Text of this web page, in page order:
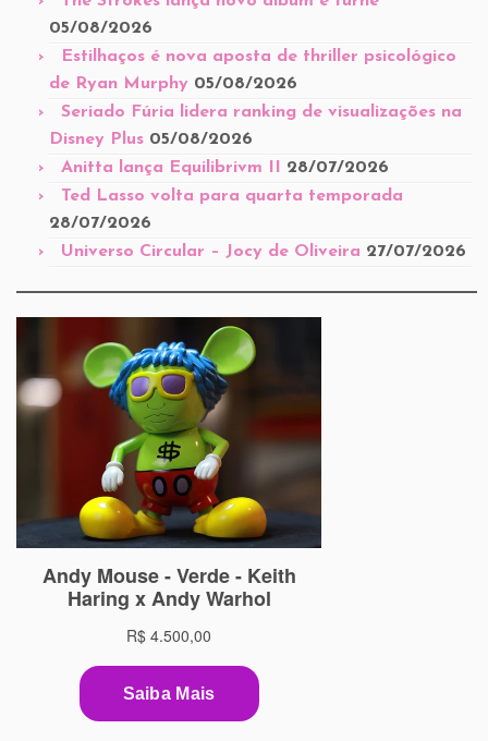
05/08/2026
Estilhaços é nova aposta de thriller psicológico
de Ryan Murphy 05/08/2026
Seriado Fúria lidera ranking de visualizações na
Disney Plus 05/08/2026
Anitta lança Equilibrivm II
28/07/2026
Ted Lasso volta para quarta temporada
28/07/2026
Universo Circular – Jocy de Oliveira 27/07/2026